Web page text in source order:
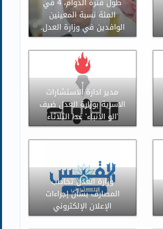
المئة نسبة المعينين
الوافدين في وزارة العدل.
مدير ادارة الاستشارات
الاسرية بوزارة العدل ضيف
'الو الانباء' غدا الثلاثاء
وزارة العدل تخاطب
المصارف بشأن إجراءات
الإعلان الإلكتروني